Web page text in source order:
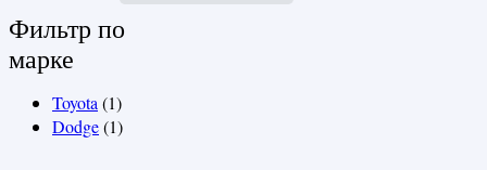
Фильтр по
марке
Toyota(1)
Dodge(1)